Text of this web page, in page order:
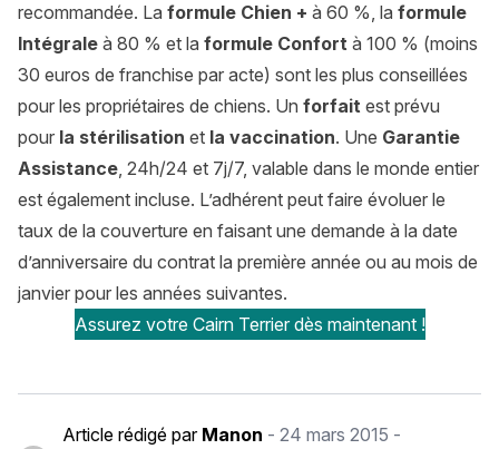
recommandée. La formule Chien + à 60 %, la formule
Intégrale à 80 % et la formule Confort à 100 % (moins
30 euros de franchise par acte) sont les plus conseillées
pour les propriétaires de chiens. Un forfait est prévu
pour la stérilisation et la vaccination. Une Garantie
Assistance, 24h/24 et 7j/7, valable dans le monde entier
est également incluse. L’adhérent peut faire évoluer le
taux de la couverture en faisant une demande à la date
d’anniversaire du contrat la première année ou au mois de
janvier pour les années suivantes.
Assurez votre Cairn Terrier dès maintenant !
Article rédigé par Manon -24 mars 2015 -